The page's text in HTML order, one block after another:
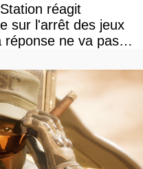
réagit
sur l'arrêt des jeux
réponse ne va pas